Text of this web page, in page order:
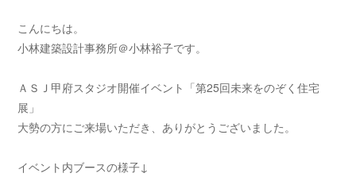
こんにちは。
小林建築設計事務所＠小林裕子です。
ＡＳＪ甲府スタジオ開催イベント「第25回未来をのぞく住宅
展」
大勢の方にご来場いただき、ありがとうございました。
イベント内ブースの様子↓